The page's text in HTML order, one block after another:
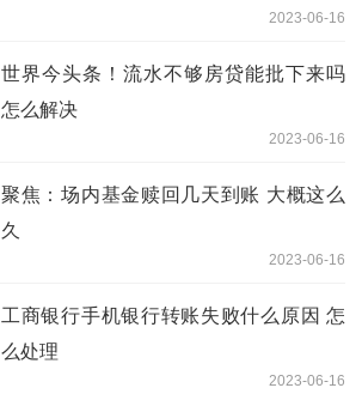
2023-06-16
世界今头条！流水不够房贷能批下来吗
怎么解决
2023-06-16
聚焦：场内基金赎回几天到账 大概这么
久
2023-06-16
工商银行手机银行转账失败什么原因 怎
么处理
2023-06-16